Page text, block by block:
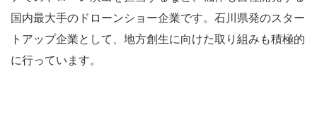
国内最大手のドローンショー企業です。石川県発のスター
トアップ企業として、地方創生に向けた取り組みも積極的
に行っています。